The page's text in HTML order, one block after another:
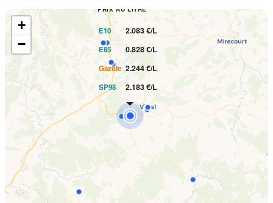
PRIX AU LITRE
E10 2.083 €/L
E85 0.828 €/L
Gazole 2.244 €/L
SP98 2.183 €/L
+
−